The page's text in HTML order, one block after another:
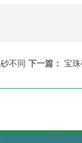
不同 下一篇： 宝